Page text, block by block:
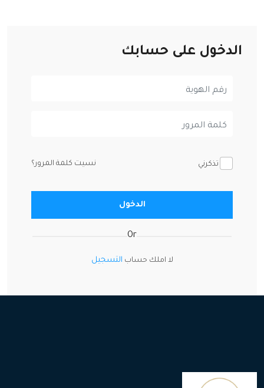
الدخول على حسابك
تذكرني نسيت كلمة المرور؟
الدخول
Or
لا املك حساب التسجيل